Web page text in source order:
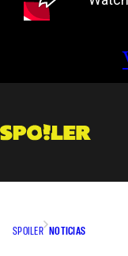
SPOILER NOTICIAS